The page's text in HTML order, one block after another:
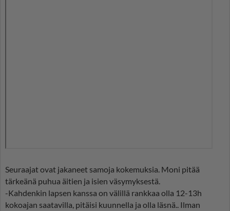
Seuraajat ovat jakaneet samoja kokemuksia. Moni pitää
tärkeänä puhua äitien ja isien väsymyksestä.
-Kahdenkin lapsen kanssa on välillä rankkaa olla 12-13h
kokoajan saatavilla, pitäisi kuunnella ja olla läsnä.. Ilman